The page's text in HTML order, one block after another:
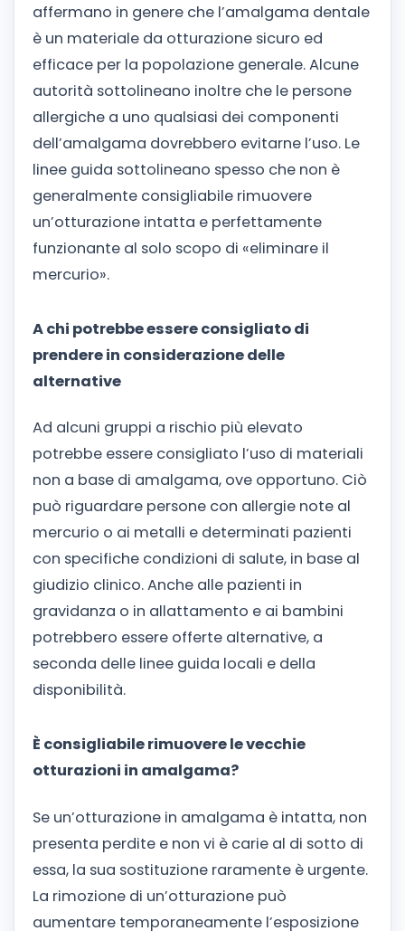
affermano in genere che l’amalgama dentale
è un materiale da otturazione sicuro ed
efficace per la popolazione generale. Alcune
autorità sottolineano inoltre che le persone
allergiche a uno qualsiasi dei componenti
dell’amalgama dovrebbero evitarne l’uso. Le
linee guida sottolineano spesso che non è
generalmente consigliabile rimuovere
un’otturazione intatta e perfettamente
funzionante al solo scopo di «eliminare il
mercurio».
A chi potrebbe essere consigliato di
prendere in considerazione delle
alternative
Ad alcuni gruppi a rischio più elevato
potrebbe essere consigliato l’uso di materiali
non a base di amalgama, ove opportuno. Ciò
può riguardare persone con allergie note al
mercurio o ai metalli e determinati pazienti
con specifiche condizioni di salute, in base al
giudizio clinico. Anche alle pazienti in
gravidanza o in allattamento e ai bambini
potrebbero essere offerte alternative, a
seconda delle linee guida locali e della
disponibilità.
È consigliabile rimuovere le vecchie
otturazioni in amalgama?
Se un’otturazione in amalgama è intatta, non
presenta perdite e non vi è carie al di sotto di
essa, la sua sostituzione raramente è urgente.
La rimozione di un’otturazione può
aumentare temporaneamente l’esposizione